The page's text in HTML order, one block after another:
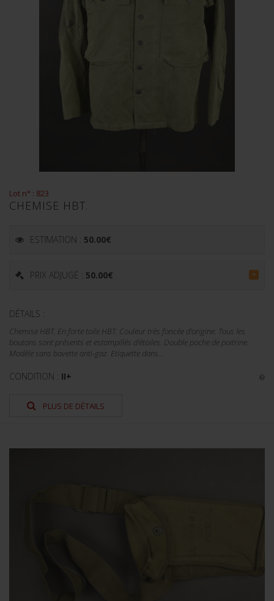
Lot n° : 823
CHEMISE HBT.
ESTIMATION : 50.00€
PRIX ADJUGÉ : 50.00€ =
DÉTAILS :
Chemise HBT. En forte toile HBT. Couleur très foncée d'origine. Tous les
boutons sont présents et estampillés d'étoiles. Double poche de poitrine.
Modèle sans bavette anti-gaz. Etiquette dans...
CONDITION : II+
PLUS DE DÉTAILS